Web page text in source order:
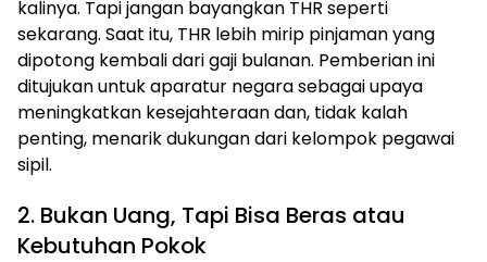
kalinya. Tapi jangan bayangkan THR seperti
sekarang. Saat itu, THR lebih mirip pinjaman yang
dipotong kembali dari gaji bulanan. Pemberian ini
ditujukan untuk aparatur negara sebagai upaya
meningkatkan kesejahteraan dan, tidak kalah
penting, menarik dukungan dari kelompok pegawai
sipil.
2. Bukan Uang, Tapi Bisa Beras atau
Kebutuhan Pokok